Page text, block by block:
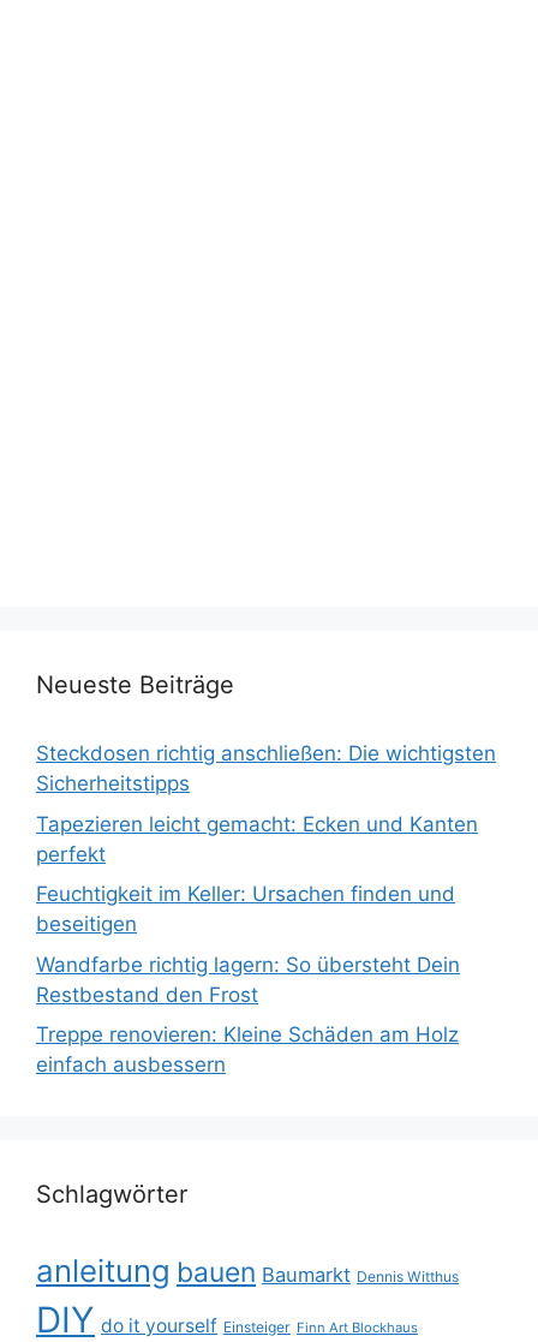
Neueste Beiträge
Steckdosen richtig anschließen: Die wichtigsten
Sicherheitstipps
Tapezieren leicht gemacht: Ecken und Kanten
perfekt
Feuchtigkeit im Keller: Ursachen finden und
beseitigen
Wandfarbe richtig lagern: So übersteht Dein
Restbestand den Frost
Treppe renovieren: Kleine Schäden am Holz
einfach ausbessern
Schlagwörter
anleitung bauen Baumarkt Dennis Witthus
DIY do it yourself Einsteiger Finn Art Blockhaus